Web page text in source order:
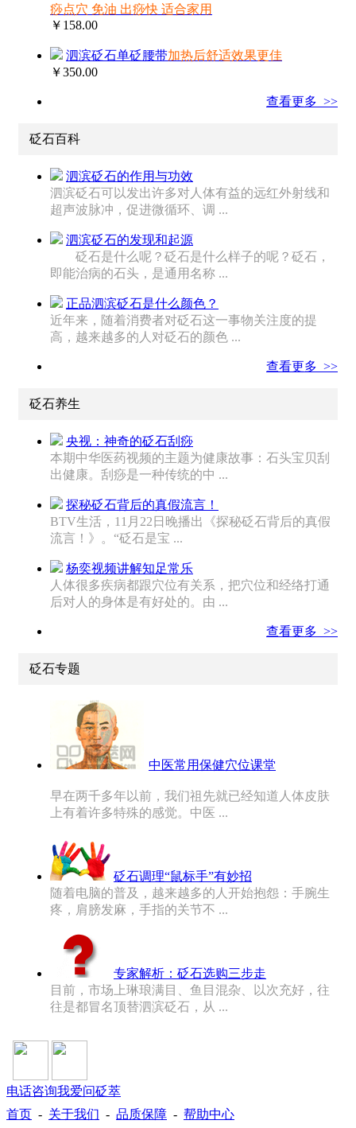
痧点穴 免油 出痧快 适合家用
￥158.00
泗滨砭石单砭腰带加热后舒适效果更佳
￥350.00
查看更多 >>
砭石百科
泗滨砭石的作用与功效
泗滨砭石可以发出许多对人体有益的远红外射线和
超声波脉冲，促进微循环、调 ...
泗滨砭石的发现和起源
砭石是什么呢？砭石是什么样子的呢？砭石，
即能治病的石头，是通用名称 ...
正品泗滨砭石是什么颜色？
近年来，随着消费者对砭石这一事物关注度的提
高，越来越多的人对砭石的颜色 ...
查看更多 >>
砭石养生
央视：神奇的砭石刮痧
本期中华医药视频的主题为健康故事：石头宝贝刮
出健康。刮痧是一种传统的中 ...
探秘砭石背后的真假流言！
BTV生活，11月22日晚播出《探秘砭石背后的真假
流言！》。“砭石是宝 ...
杨奕视频讲解知足常乐
人体很多疾病都跟穴位有关系，把穴位和经络打通
后对人的身体是有好处的。由 ...
查看更多 >>
砭石专题
中医常用保健穴位课堂
早在两千多年以前，我们祖先就已经知道人体皮肤
上有着许多特殊的感觉。中医 ...
砭石调理“鼠标手”有妙招
随着电脑的普及，越来越多的人开始抱怨：手腕生
疼，肩膀发麻，手指的关节不 ...
专家解析：砭石选购三步走
目前，市场上琳琅满目、鱼目混杂、以次充好，往
往是都冒名顶替泗滨砭石，从 ...
电话咨询我爱问砭萃
首页 - 关于我们 - 品质保障 - 帮助中心